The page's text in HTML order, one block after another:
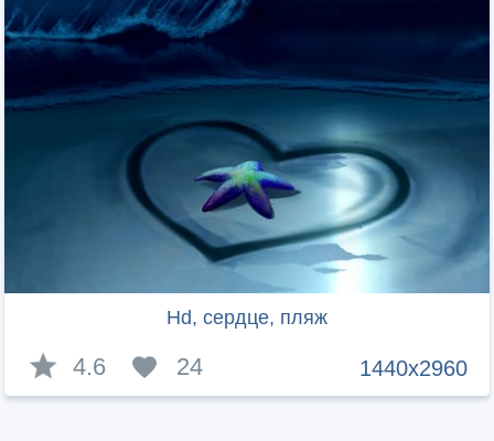
Hd, сердце, пляж
1440x2960
4.6 24